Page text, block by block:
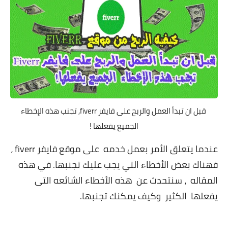
قبل ان تبدأ العمل والربح على فايفر fiverr, تجنب هذه الإخطاء
الجميع يفعلها !
عندما يتعلق الأمر بعمل خدمه على موقع فايفر fiverr ،
فهناك بعض الأخطاء التي يجب عليك تجنبها. في هذه
المقاله ، سنتحدث عن هذه الأخطاء الشائعه التى
يفعلها الكثير وكيف يمكنك تجنبها.